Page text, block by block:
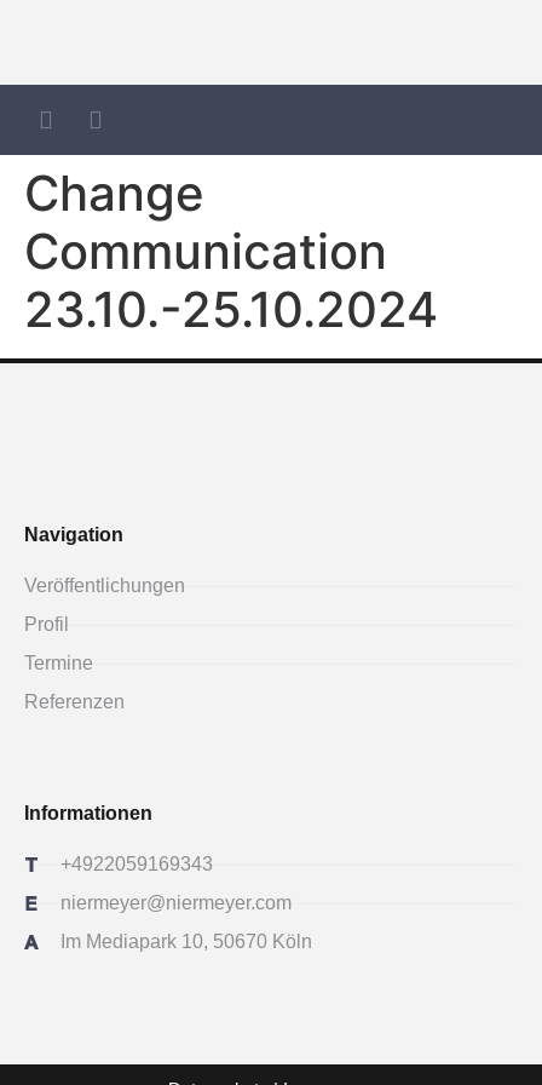
Change
Communication
23.10.-25.10.2024
Navigation
Veröffentlichungen
Profil
Termine
Referenzen
Informationen
+4922059169343
niermeyer@niermeyer.com
Im Mediapark 10, 50670 Köln